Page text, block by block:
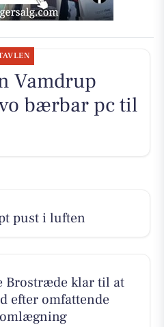
Vamdrup
bærbar pc til
pust i luften
Brostræde klar til at
efter omfattende